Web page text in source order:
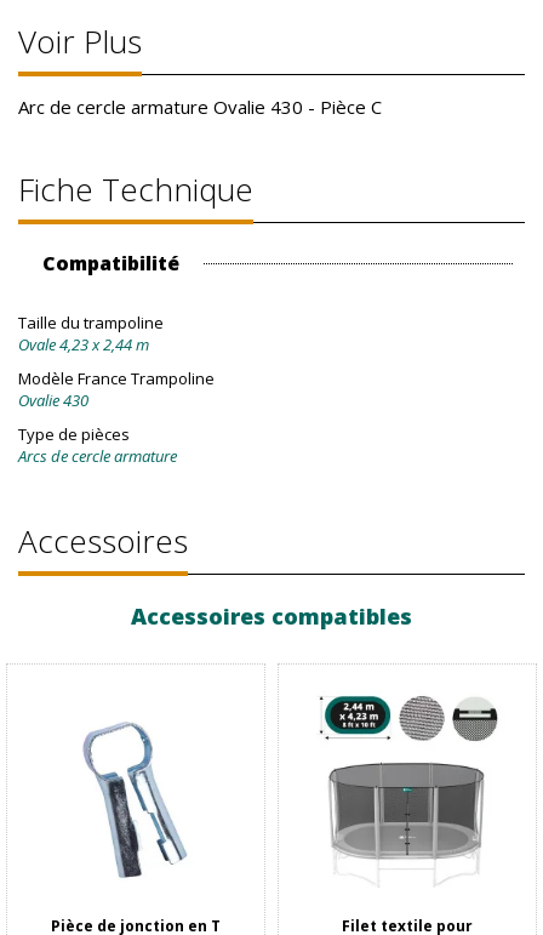
Voir Plus
Arc de cercle armature Ovalie 430 - Pièce C
Fiche Technique
Compatibilité
Taille du trampoline
Ovale 4,23 x 2,44 m
Modèle France Trampoline
Ovalie 430
Type de pièces
Arcs de cercle armature
Accessoires
Accessoires compatibles
Pièce de jonction en T Filet textile pour